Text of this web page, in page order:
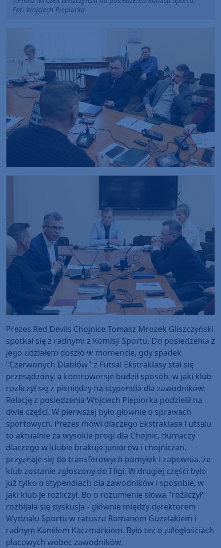
Fot. Wojciech Piepiorka
Prezes Red Devils Chojnice Tomasz Mrozek Gliszczyński
spotkał się z radnymi z Komisji Sportu. Do posiedzenia z
jego udziałem doszło w momencie, gdy spadek
"Czerwonych Diabłów" z Futsal Ekstraklasy stał się
przesądzony, a kontrowersje budził sposób, w jaki klub
rozliczył się z pieniędzy na stypendia dla zawodników.
Relację z posiedzenia Wojciech Piepiorka podzielił na
dwie części. W pierwszej było głownie o sprawach
sportowych. Prezes mówi dlaczego Ekstraklasa Futsalu
to aktualnie za wysokie progi dla Chojnic, tłumaczy
dlaczego w klubie brakuje juniorów i chojniczan,
przyznaje się do transferowych pomyłek i zapewnia, że
klub zostanie zgłoszony do I ligi. W drugiej części było
już tylko o stypendiach dla zawodników i sposobie, w
jaki klub je rozliczył. Bo o rozumienie słowa "rozliczył"
rozbijała się dyskusja - głównie między dyrektorem
Wydziału Sportu w ratuszu Romanem Guzelakiem i
radnym Kamilem Kaczmarkiem. Było też o zaległościach
płacowych wobec zawodników.